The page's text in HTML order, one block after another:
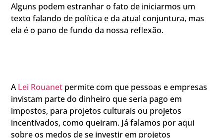
Alguns podem estranhar o fato de iniciarmos um
texto falando de política e da atual conjuntura, mas
ela é o pano de fundo da nossa reflexão.
ALei Rouanet permite com que pessoas e empresas
invistam parte do dinheiro que seria pago em
impostos, para projetos culturais ou projetos
incentivados, como queiram. Já falamos por aqui
sobre os medos de se investir em projetos